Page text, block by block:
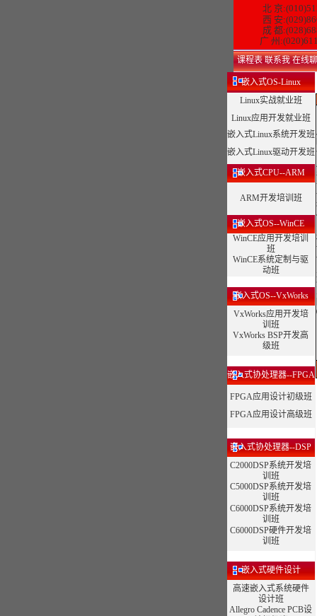
北 京
西 安
成 都
广 州
课程表 联系我 在线聊
嵌入式OS-Linux
Linux实战就业班
Linux应用开发就业班
嵌入式Linux系统开发班
嵌入式Linux驱动开发班
嵌入式CPU--ARM
ARM开发培训班
嵌入式OS--WinCE
WinCE应用开发培训
班
WinCE系统定制与驱
动班
嵌入式OS--VxWorks
VxWorks应用开发培
训班
VxWorks BSP开发高
级班
嵌入式协处理器--FPGA
FPGA应用设计初级班
FPGA应用设计高级班
嵌入式协处理器--DSP
C2000DSP系统开发培
训班
C5000DSP系统开发培
训班
C6000DSP系统开发培
训班
C6000DSP硬件开发培
训班
嵌入式硬件设计
高速嵌入式系统硬件
设计班
Allegro Cadence PCB设